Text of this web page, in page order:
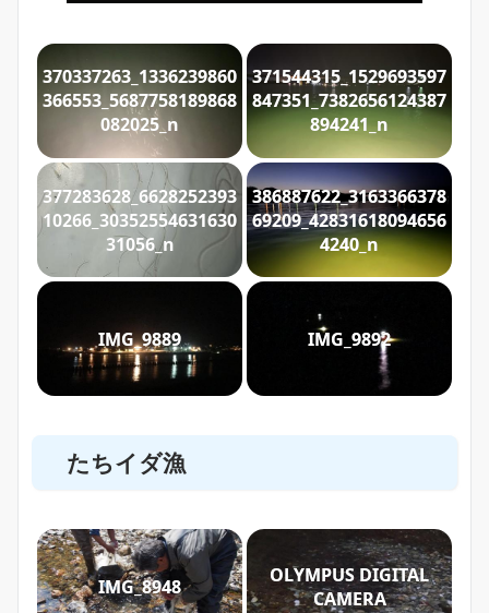
370337263_1336239860
366553_5687758189868
082025_n
371544315_1529693597
847351_7382656124387
894241_n
377283628_6628252393
10266_30352554631630
31056_n
386887622_3163366378
69209_42831618094656
4240_n
IMG_9889 IMG_9892
たちイダ漁
IMG_8948
OLYMPUS DIGITAL
CAMERA